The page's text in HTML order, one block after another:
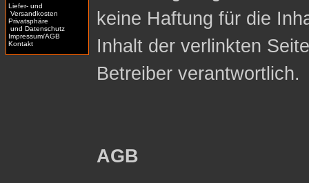
Liefer- und
Versandkosten
Privatsphäre
und Datenschutz
Impressum/AGB
Kontakt
keine Haftung für die
Inhalt der verlinkten
Betreiber verantwortlich.
AGB